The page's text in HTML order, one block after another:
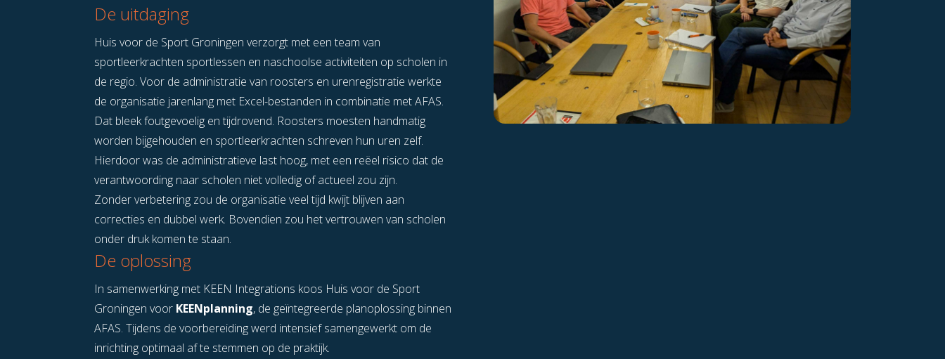
De uitdaging
Huis voor de Sport Groningen verzorgt met een team van
sportleerkrachten sportlessen en naschoolse activiteiten op scholen in
de regio. Voor de administratie van roosters en urenregistratie werkte
de organisatie jarenlang met Excel-bestanden in combinatie met AFAS.
Dat bleek foutgevoelig en tijdrovend. Roosters moesten handmatig
worden bijgehouden en sportleerkrachten schreven hun uren zelf.
Hierdoor was de administratieve last hoog, met een reëel risico dat de
verantwoording naar scholen niet volledig of actueel zou zijn.
Zonder verbetering zou de organisatie veel tijd kwijt blijven aan
correcties en dubbel werk. Bovendien zou het vertrouwen van scholen
onder druk komen te staan.
De oplossing
In samenwerking met KEEN Integrations koos Huis voor de Sport
Groningen voor KEENplanning, de geïntegreerde planoplossing binnen
AFAS. Tijdens de voorbereiding werd intensief samengewerkt om de
inrichting optimaal af te stemmen op de praktijk.